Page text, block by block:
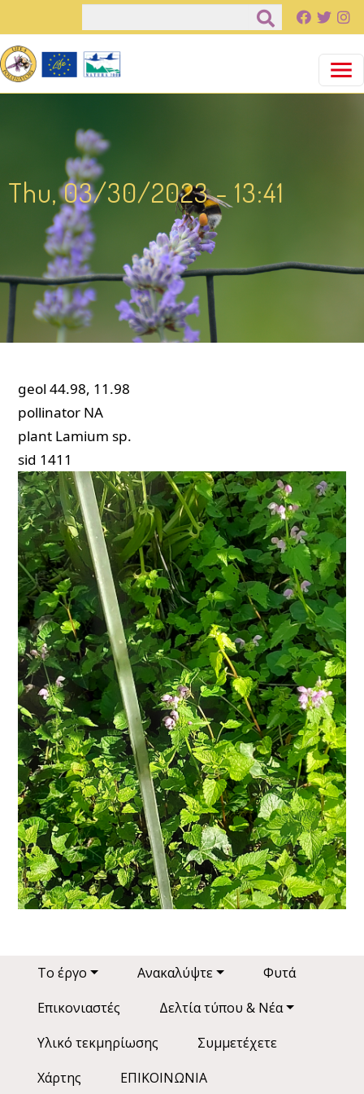
Παράκαμψη προς το κυρίως περιεχόμενο
Thu, 03/30/2023 - 13:41
geol 44.98, 11.98
pollinator NA
plant Lamium sp.
sid 1411
Main navigation
Το έργο Ανακαλύψτε
Φυτά
Επικονιαστές
Δελτία τύπου & Νέα
Υλικό τεκμηρίωσης
Συμμετέχετε
Χάρτης
ΕΠΙΚΟΙΝΩΝΙΑ